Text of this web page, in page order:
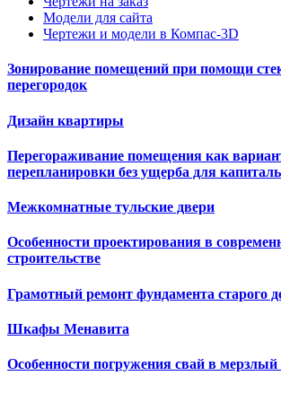
Модели для сайта
Чертежи и модели в Компас-3D
Зонирование помещений при помощи
перегородок
Дизайн квартиры
Перегораживание помещения как
перепланировки без ущерба для
Межкомнатные тульские двери
Особенности проектирования в
строительстве
Грамотный ремонт фундамента старого
Шкафы Менавита
Особенности погружения свай в мерзлый